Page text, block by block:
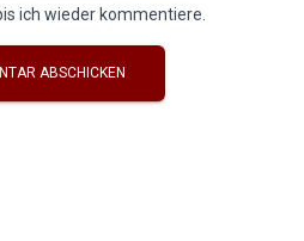
ich wieder kommentiere.